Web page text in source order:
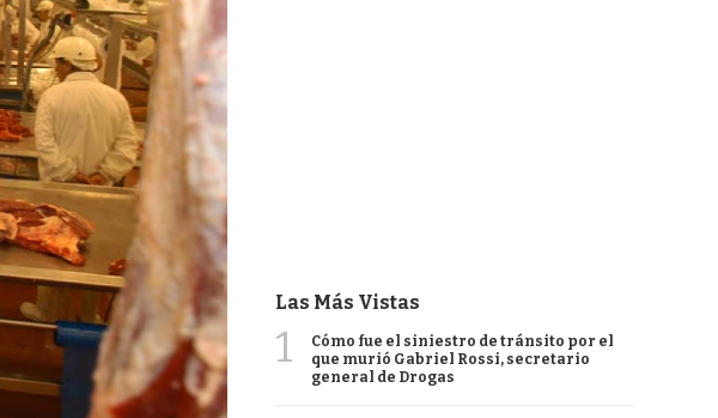
Las Más Vistas
1
Cómo fue el siniestro de tránsito por el
que murió Gabriel Rossi, secretario
general de Drogas